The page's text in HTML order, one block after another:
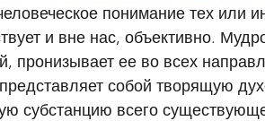
понимание тех или
и вне нас, объективно.
пронизывает ее во всех
собой творящую
субстанцию всего